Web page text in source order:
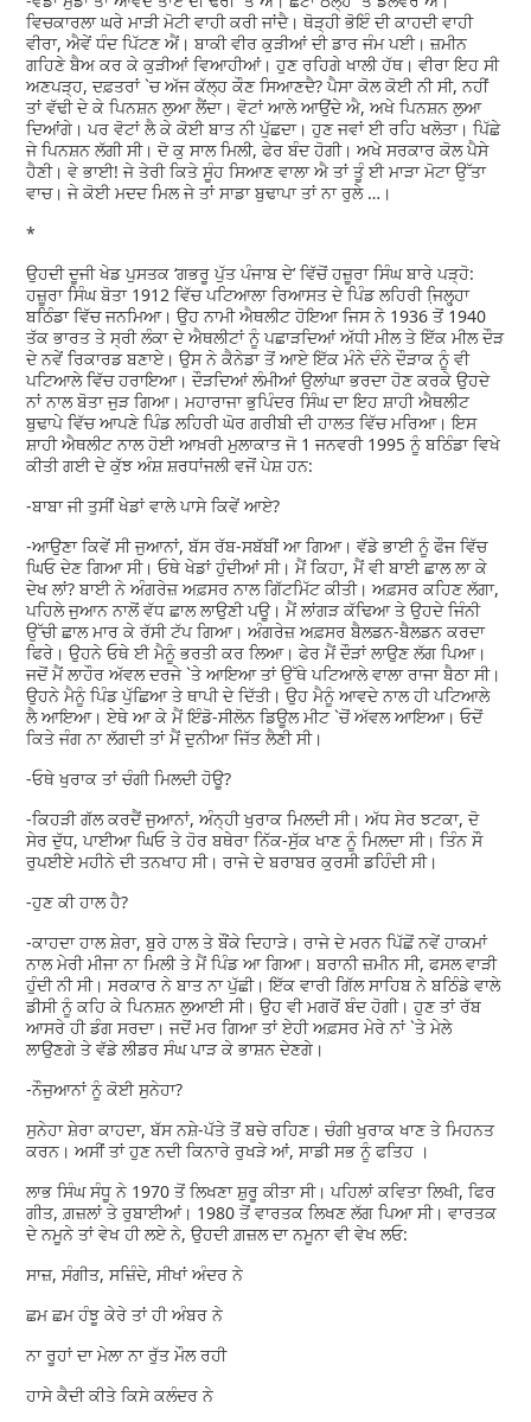
ਵਿਚਕਾਰਲਾ ਘਰੇ ਮਾੜੀ ਮੋਟੀ ਵਾਹੀ ਕਰੀ ਜਾਂਦੈ। ਥੋੜ੍ਹੀ ਭੋਇੰ ਦੀ ਕਾਹਦੀ ਵਾਹੀ
ਵੀਰਾ, ਐਵੇਂ ਧੰਦ ਪਿੱਟਣ ਐਂ। ਬਾਕੀ ਵੀਰ ਕੁੜੀਆਂ ਦੀ ਡਾਰ ਜੰਮ ਪਈ। ਜ਼ਮੀਨ
ਗਹਿਣੇ ਬੈਅ ਕਰ ਕੇ ਕੁੜੀਆਂ ਵਿਆਹੀਆਂ। ਹੁਣ ਰਹਿਗੇ ਖਾਲੀ ਹੱਥ। ਵੀਰਾ ਇਹ ਸੀ
ਅਣਪੜ੍ਹ, ਦਫ਼ਤਰਾਂ `ਚ ਅੱਜ ਕੱਲ੍ਹ ਕੌਣ ਸਿਆਣਦੈ? ਪੈਸਾ ਕੋਲ ਕੋਈ ਨੀ ਸੀ, ਨਹੀਂ
ਤਾਂ ਵੱਢੀ ਦੇ ਕੇ ਪਿਨਸ਼ਨ ਲੁਆ ਲੈਂਦਾ। ਵੋਟਾਂ ਆਲੇ ਆਉਂਦੇ ਐ, ਅਖੇ ਪਿਨਸ਼ਨ ਲੁਆ
ਦਿਆਂਗੇ। ਪਰ ਵੋਟਾਂ ਲੈ ਕੇ ਕੋਈ ਬਾਤ ਨੀ ਪੁੱਛਦਾ। ਹੁਣ ਜਵਾਂ ਈ ਰਹਿ ਖਲੋਤਾ। ਪਿੱਛੇ
ਜੇ ਪਿਨਸ਼ਨ ਲੱਗੀ ਸੀ। ਦੋ ਕੁ ਸਾਲ ਮਿਲੀ, ਫੇਰ ਬੰਦ ਹੋਗੀ। ਅਖੇ ਸਰਕਾਰ ਕੋਲ ਪੈਸੇ
ਹੈਣੀ। ਵੇ ਭਾਈ! ਜੇ ਤੇਰੀ ਕਿਤੇ ਸੂੰਹ ਸਿਆਣ ਵਾਲਾ ਐ ਤਾਂ ਤੂੰ ਈ ਮਾੜਾ ਮੋਟਾ ਉੱਤਾ
ਵਾਚ। ਜੇ ਕੋਈ ਮਦਦ ਮਿਲ ਜੇ ਤਾਂ ਸਾਡਾ ਬੁਢਾਪਾ ਤਾਂ ਨਾ ਰੁਲੇ …।
*
ਉਹਦੀ ਦੂਜੀ ਖੇਡ ਪੁਸਤਕ ‘ਗਭਰੂ ਪੁੱਤ ਪੰਜਾਬ ਦੇ’ ਵਿੱਚੋਂ ਹਜ਼ੂਰਾ ਸਿੰਘ ਬਾਰੇ ਪੜ੍ਹੋ:
ਹਜ਼ੂਰਾ ਸਿੰਘ ਬੋਤਾ 1912 ਵਿੱਚ ਪਟਿਆਲਾ ਰਿਆਸਤ ਦੇ ਪਿੰਡ ਲਹਿਰੀ ਜਿ਼ਲ੍ਹ੍ਹਾ
ਬਠਿੰਡਾ ਵਿੱਚ ਜਨਮਿਆ। ਉਹ ਨਾਮੀ ਐਥਲੀਟ ਹੋਇਆ ਜਿਸ ਨੇ 1936 ਤੋਂ 1940
ਤੱਕ ਭਾਰਤ ਤੇ ਸ੍ਰੀ ਲੰਕਾ ਦੇ ਐਥਲੀਟਾਂ ਨੂੰ ਪਛਾੜਦਿਆਂ ਅੱਧੀ ਮੀਲ ਤੇ ਇੱਕ ਮੀਲ ਦੌੜ
ਦੇ ਨਵੇਂ ਰਿਕਾਰਡ ਬਣਾਏ। ਉਸ ਨੇ ਕੈਨੇਡਾ ਤੋਂ ਆਏ ਇੱਕ ਮੰਨੇ ਦੰਨੇ ਦੌੜਾਕ ਨੂੰ ਵੀ
ਪਟਿਆਲੇ ਵਿੱਚ ਹਰਾਇਆ। ਦੌੜਦਿਆਂ ਲੰਮੀਆਂ ਉਲਾਂਘਾ ਭਰਦਾ ਹੋਣ ਕਰਕੇ ਉਹਦੇ
ਨਾਂ ਨਾਲ ਬੋਤਾ ਜੁੜ ਗਿਆ। ਮਹਾਰਾਜਾ ਭੁਪਿੰਦਰ ਸਿੰਘ ਦਾ ਇਹ ਸ਼ਾਹੀ ਐਥਲੀਟ
ਬੁਢਾਪੇ ਵਿੱਚ ਆਪਣੇ ਪਿੰਡ ਲਹਿਰੀ ਘੋਰ ਗਰੀਬੀ ਦੀ ਹਾਲਤ ਵਿੱਚ ਮਰਿਆ। ਇਸ
ਸ਼ਾਹੀ ਐਥਲੀਟ ਨਾਲ ਹੋਈ ਆਖ਼ਰੀ ਮੁਲਾਕਾਤ ਜੋ 1 ਜਨਵਰੀ 1995 ਨੂੰ ਬਠਿੰਡਾ ਵਿਖੇ
ਕੀਤੀ ਗਈ ਦੇ ਕੁੱਝ ਅੰਸ਼ ਸ਼ਰਧਾਂਜਲੀ ਵਜੋਂ ਪੇਸ਼ ਹਨ:
-ਬਾਬਾ ਜੀ ਤੁਸੀਂ ਖੇਡਾਂ ਵਾਲੇ ਪਾਸੇ ਕਿਵੇਂ ਆਏ?
-ਆਉਣਾ ਕਿਵੇਂ ਸੀ ਜੁਆਨਾਂ, ਬੱਸ ਰੱਬ-ਸਬੱਬੀਂ ਆ ਗਿਆ। ਵੱਡੇ ਭਾਈ ਨੂੰ ਫੌਜ ਵਿੱਚ
ਘਿਓ ਦੇਣ ਗਿਆ ਸੀ। ਓਥੇ ਖੇਡਾਂ ਹੁੰਦੀਆਂ ਸੀ। ਮੈਂ ਕਿਹਾ, ਮੈਂ ਵੀ ਬਾਈ ਛਾਲ ਲਾ ਕੇ
ਦੇਖ ਲਾਂ? ਬਾਈ ਨੇ ਅੰਗਰੇਜ਼ ਅਫ਼ਸਰ ਨਾਲ ਗਿੱਟਮਿੱਟ ਕੀਤੀ। ਅਫ਼ਸਰ ਕਹਿਣ ਲੱਗਾ,
ਪਹਿਲੇ ਜੁਆਨ ਨਾਲੋਂ ਵੱਧ ਛਾਲ ਲਾਉਣੀ ਪਊ। ਮੈਂ ਲਾਂਗੜ ਕੱਢਿਆ ਤੇ ਉਹਦੇ ਜਿੰਨੀ
ਉੱਚੀ ਛਾਲ ਮਾਰ ਕੇ ਰੱਸੀ ਟੱਪ ਗਿਆ। ਅੰਗਰੇਜ਼ ਅਫ਼ਸਰ ਬੈਲਡਨ-ਬੈਲਡਨ ਕਰਦਾ
ਫਿਰੇ। ਉਹਨੇ ਓਥੇ ਈ ਮੈਨੂੰ ਭਰਤੀ ਕਰ ਲਿਆ। ਫੇਰ ਮੈਂ ਦੌੜਾਂ ਲਾਉਣ ਲੱਗ ਪਿਆ।
ਜਦੋਂ ਮੈਂ ਲਾਹੌਰ ਅੱਵਲ ਦਰਜੇ `ਤੇ ਆਇਆ ਤਾਂ ਉੱਥੇ ਪਟਿਆਲੇ ਵਾਲਾ ਰਾਜਾ ਬੈਠਾ ਸੀ।
ਉਹਨੇ ਮੈਨੂੰ ਪਿੰਡ ਪੁੱਛਿਆ ਤੇ ਥਾਪੀ ਦੇ ਦਿੱਤੀ। ਉਹ ਮੈਨੂੰ ਆਵਦੇ ਨਾਲ ਹੀ ਪਟਿਆਲੇ
ਲੈ ਆਇਆ। ਏਥੇ ਆ ਕੇ ਮੈਂ ਇੰਡੋ-ਸੀਲੋਨ ਡਿਊਲ ਮੀਟ `ਚੋਂ ਅੱਵਲ ਆਇਆ। ਓਦੋਂ
ਕਿਤੇ ਜੰਗ ਨਾ ਲੱਗਦੀ ਤਾਂ ਮੈਂ ਦੁਨੀਆ ਜਿੱਤ ਲੈਣੀ ਸੀ।
-ਓਥੇ ਖੁਰਾਕ ਤਾਂ ਚੰਗੀ ਮਿਲਦੀ ਹੋਊ?
-ਕਿਹੜੀ ਗੱਲ ਕਰਦੈਂ ਜੁਆਨਾਂ, ਅੰਨ੍ਹੀ ਖੁਰਾਕ ਮਿਲਦੀ ਸੀ। ਅੱਧ ਸੇਰ ਝਟਕਾ, ਦੋ
ਸੇਰ ਦੁੱਧ, ਪਾਈਆ ਘਿਓ ਤੇ ਹੋਰ ਬਥੇਰਾ ਨਿੱਕ-ਸੁੱਕ ਖਾਣ ਨੂੰ ਮਿਲਦਾ ਸੀ। ਤਿੰਨ ਸੌ
ਰੁਪਈਏ ਮਹੀਨੇ ਦੀ ਤਨਖਾਹ ਸੀ। ਰਾਜੇ ਦੇ ਬਰਾਬਰ ਕੁਰਸੀ ਡਹਿੰਦੀ ਸੀ।
-ਹੁਣ ਕੀ ਹਾਲ ਹੈ?
-ਕਾਹਦਾ ਹਾਲ ਸ਼ੇਰਾ, ਬੁਰੇ ਹਾਲ ਤੇ ਬੌਂਕੇ ਦਿਹਾੜੇ। ਰਾਜੇ ਦੇ ਮਰਨ ਪਿੱਛੋਂ ਨਵੇਂ ਹਾਕਮਾਂ
ਨਾਲ ਮੇਰੀ ਮੀਜਾ ਨਾ ਮਿਲੀ ਤੇ ਮੈਂ ਪਿੰਡ ਆ ਗਿਆ। ਬਰਾਨੀ ਜ਼ਮੀਨ ਸੀ, ਫਸਲ ਵਾੜੀ
ਹੁੰਦੀ ਨੀ ਸੀ। ਸਰਕਾਰ ਨੇ ਬਾਤ ਨਾ ਪੁੱਛੀ। ਇੱਕ ਵਾਰੀ ਗਿੱਲ ਸਾਹਿਬ ਨੇ ਬਠਿੰਡੇ ਵਾਲੇ
ਡੀਸੀ ਨੂੰ ਕਹਿ ਕੇ ਪਿਨਸ਼ਨ ਲੁਆਈ ਸੀ। ਉਹ ਵੀ ਮਗਰੋਂ ਬੰਦ ਹੋਗੀ। ਹੁਣ ਤਾਂ ਰੱਬ
ਆਸਰੇ ਹੀ ਡੰਗ ਸਰਦਾ। ਜਦੋਂ ਮਰ ਗਿਆ ਤਾਂ ਏਹੀ ਅਫ਼ਸਰ ਮੇਰੇ ਨਾਂ `ਤੇ ਮੇਲੇ
ਲਾਉਣਗੇ ਤੇ ਵੱਡੇ ਲੀਡਰ ਸੰਘ ਪਾੜ ਕੇ ਭਾਸ਼ਨ ਦੇਣਗੇ।
-ਨੌਜੁਆਨਾਂ ਨੂੰ ਕੋਈ ਸੁਨੇਹਾ?
ਸੁਨੇਹਾ ਸ਼ੇਰਾ ਕਾਹਦਾ, ਬੱਸ ਨਸ਼ੇ-ਪੱਤੇ ਤੋਂ ਬਚੇ ਰਹਿਣ। ਚੰਗੀ ਖੁਰਾਕ ਖਾਣ ਤੇ ਮਿਹਨਤ
ਕਰਨ। ਅਸੀਂ ਤਾਂ ਹੁਣ ਨਦੀ ਕਿਨਾਰੇ ਰੁਖੜੇ ਆਂ, ਸਾਡੀ ਸਭ ਨੂੰ ਫਤਿਹ ।
ਲਾਭ ਸਿੰਘ ਸੰਧੂ ਨੇ 1970 ਤੋਂ ਲਿਖਣਾ ਸ਼ੁਰੂ ਕੀਤਾ ਸੀ। ਪਹਿਲਾਂ ਕਵਿਤਾ ਲਿਖੀ, ਫਿਰ
ਗੀਤ, ਗ਼ਜ਼ਲਾਂ ਤੇ ਰੁਬਾਈਆਂ। 1980 ਤੋਂ ਵਾਰਤਕ ਲਿਖਣ ਲੱਗ ਪਿਆ ਸੀ। ਵਾਰਤਕ
ਦੇ ਨਮੂਨੇ ਤਾਂ ਵੇਖ ਹੀ ਲਏ ਨੇ, ਉਹਦੀ ਗ਼ਜ਼ਲ ਦਾ ਨਮੂਨਾ ਵੀ ਵੇਖ ਲਓ:
ਸਾਜ਼, ਸੰਗੀਤ, ਸਜ਼ਿੰਦੇ, ਸੀਖਾਂ ਅੰਦਰ ਨੇ
ਛਮ ਛਮ ਹੰਝੂ ਕੇਰੇ ਤਾਂ ਹੀ ਅੰਬਰ ਨੇ
ਨਾ ਰੂਹਾਂ ਦਾ ਮੇਲਾ ਨਾ ਰੁੱਤ ਮੌਲ ਰਹੀ
ਹਾਸੇ ਕੈਦੀ ਕੀਤੇ ਕਿਸੇ ਕਲੰਦਰ ਨੇ